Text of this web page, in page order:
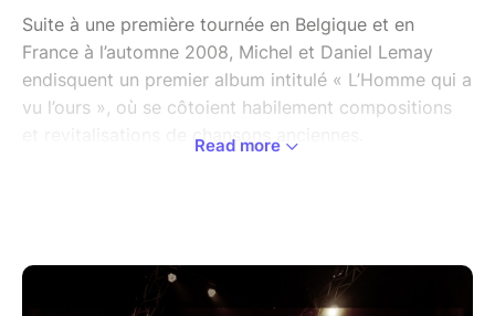
Suite à une première tournée en Belgique et en
France à l’automne 2008, Michel et Daniel Lemay
endisquent un premier album intitulé « L’Homme qui a
vu l’ours », où se côtoient habilement compositions
et revitalisations de chansons anciennes.
opus « La Marmite ». On yretrouve une musique
énergique et festive clairement teintée de rock. Paru
Read more